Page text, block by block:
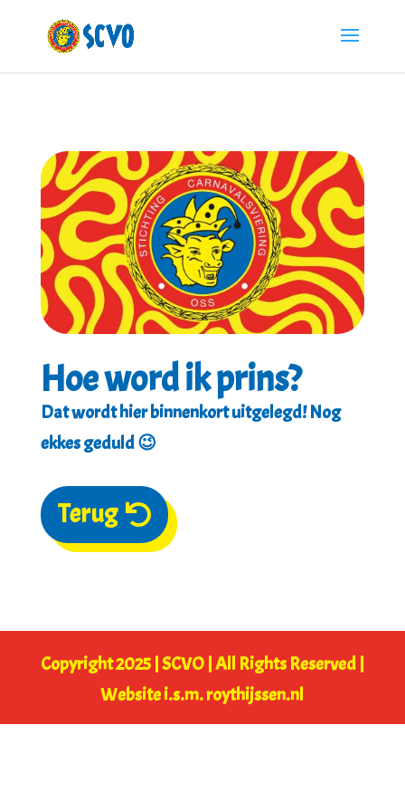
Hoe word ik prins?
Dat wordt hier binnenkort uitgelegd! Nog
ekkes geduld 😉
Terug
Copyright 2025 | SCVO | All Rights Reserved |
Website i.s.m.roythijssen.nl